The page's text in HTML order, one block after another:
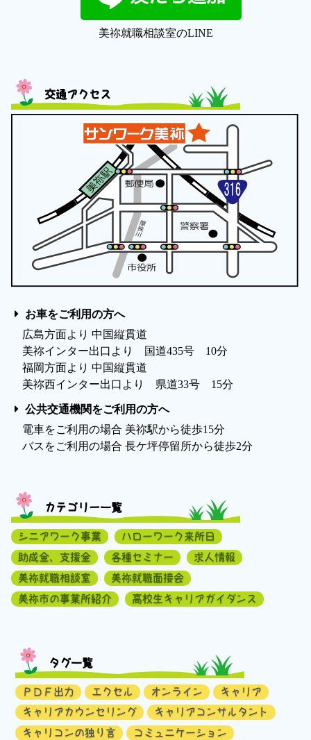
美祢就職相談室のLINE
交通アクセス
お車をご利用の方へ
広島方面より 中国縦貫道
美祢インター出口より 国道435号 10分
福岡方面より 中国縦貫道
美祢西インター出口より 県道33号 15分
公共交通機関をご利用の方へ
電車をご利用の場合 美祢駅から徒歩15分
バスをご利用の場合 長ケ坪停留所から徒歩2分
カテゴリー一覧
シニアワーク事業
ハローワーク来所日
助成金、支援金
各種セミナー
求人情報
美祢就職相談室
美祢就職面接会
美祢市の事業所紹介
高校生キャリアガイダンス
タグ一覧
ＰＤＦ出力 エクセル オンライン
キャリア
キャリアカウンセリング
キャリアコンサルタント
キャリコンの独り言
コミュニケーション